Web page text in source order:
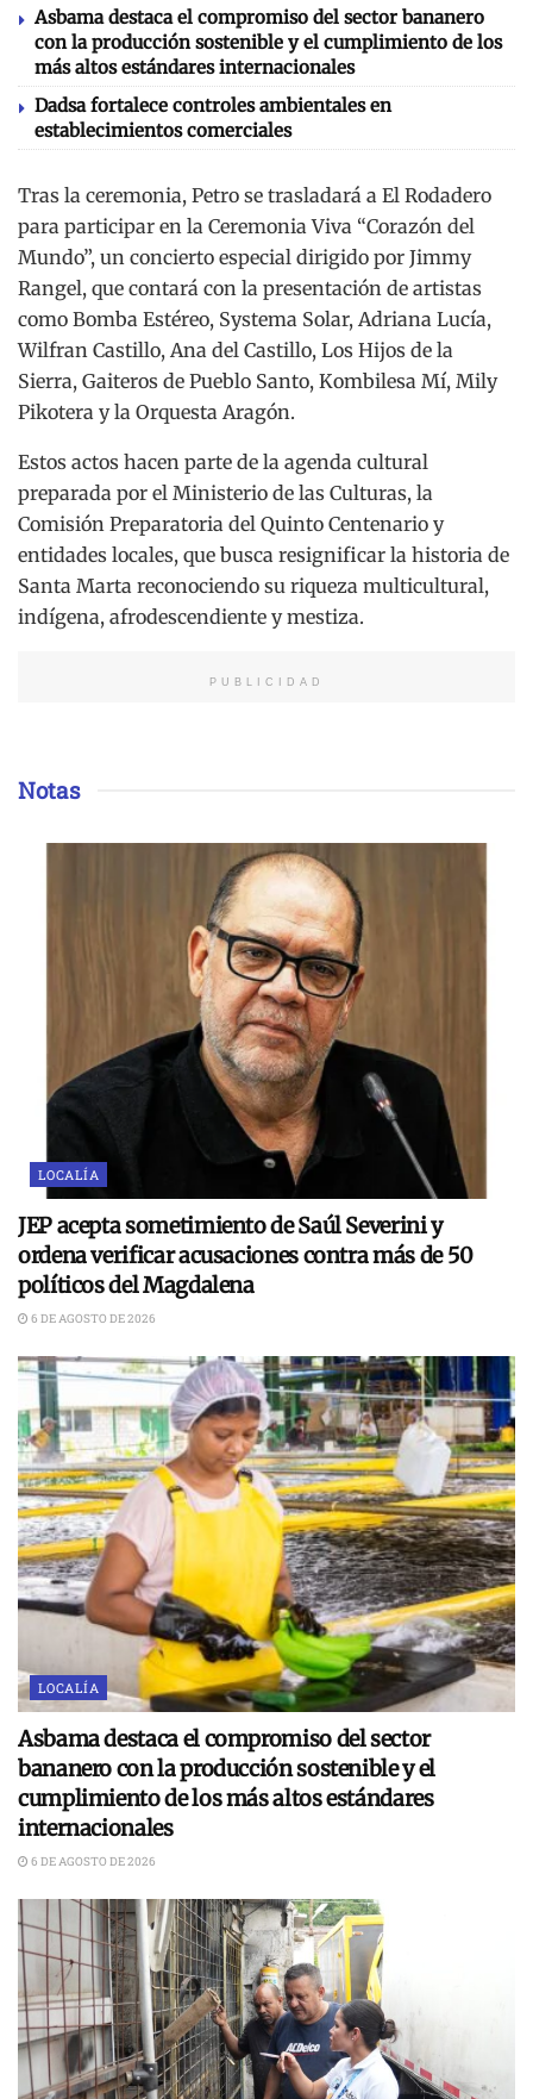
Asbama destaca el compromiso del sector bananero
con la producción sostenible y el cumplimiento de los
más altos estándares internacionales
Dadsa fortalece controles ambientales en
establecimientos comerciales
Tras la ceremonia, Petro se trasladará a El Rodadero
para participar en la Ceremonia Viva “Corazón del
Mundo”, un concierto especial dirigido por Jimmy
Rangel, que contará con la presentación de artistas
como Bomba Estéreo, Systema Solar, Adriana Lucía,
Wilfran Castillo, Ana del Castillo, Los Hijos de la
Sierra, Gaiteros de Pueblo Santo, Kombilesa Mí, Mily
Pikotera y la Orquesta Aragón.
Estos actos hacen parte de la agenda cultural
preparada por el Ministerio de las Culturas, la
Comisión Preparatoria del Quinto Centenario y
entidades locales, que busca resignificar la historia de
Santa Marta reconociendo su riqueza multicultural,
indígena, afrodescendiente y mestiza.
PUBLICIDAD
Notas
LOCALÍA
JEP acepta sometimiento de Saúl Severini y
ordena verificar acusaciones contra más de 50
políticos del Magdalena
6 DE AGOSTO DE 2026
LOCALÍA
Asbama destaca el compromiso del sector
bananero con la producción sostenible y el
cumplimiento de los más altos estándares
internacionales
6 DE AGOSTO DE 2026